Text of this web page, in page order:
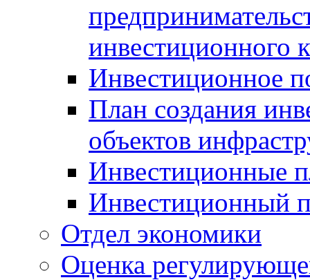
инвестиционного
Инвестиционное
План создания
объектов
Инвестиционные
Инвестиционный
Отдел экономики
Оценка